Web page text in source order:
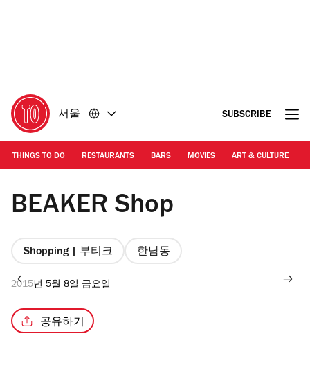
아
가
기
아
가
기
서울 SUBSCRIBE
THINGS TO DO RESTAURANTS BARS MOVIES ART & CULTURE
BEAKER Shop
Shopping | 부티크 한남동
2015년 5월 8일 금요일
공유하기